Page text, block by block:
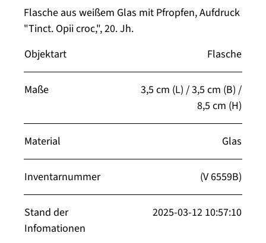
Flasche aus weißem Glas mit Pfropfen, Aufdruck
"Tinct. Opii croc,", 20. Jh.
Objektart
Flasche
Maße
3,5 cm (L) / 3,5 cm (B) /
8,5 cm (H)
Material Glas
Inventarnummer (V 6559B)
Stand der
Infomationen
2025-03-12 10:57:10